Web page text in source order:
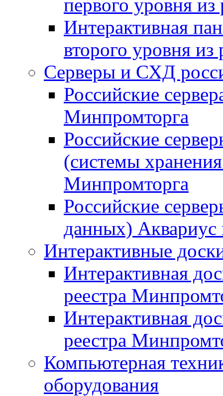
первого уровня
Интерактивная
второго уровня
Серверы и СХД
Российские
Минпромторга
Российские
(системы
Минпромторга
Российские
данных) Аквариус
Интерактивные
Интерактивная
реестра
Интерактивная
реестра
Компьютерная
оборудования